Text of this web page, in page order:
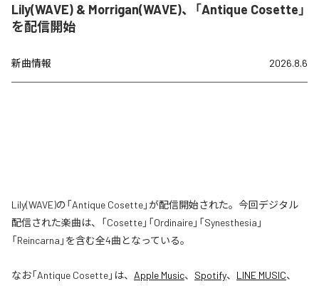
Lily(WAVE) & Morrigan(WAVE)、「Antique Cosette」
を配信開始
新曲情報 2026.8.6
Lily(WAVE)の「Antique Cosette」が配信開始された。今回デジタル
配信された楽曲は、「Cosette」「Ordinaire」「Synesthesia」
「Reincarna」を含む全4曲となっている。
なお「Antique Cosette」は、 Apple Music、 Spotify、 LINE MUSIC、